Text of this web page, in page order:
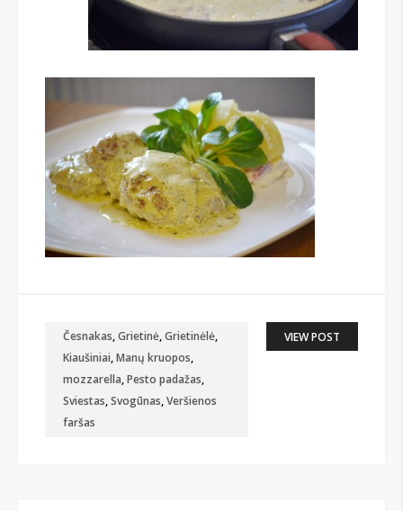
Česnakas,Grietinė,Grietinėlė,
Kiaušiniai,Manų kruopos,
mozzarella,Pesto padažas,
Sviestas,Svogūnas,Veršienos
faršas
VIEW POST